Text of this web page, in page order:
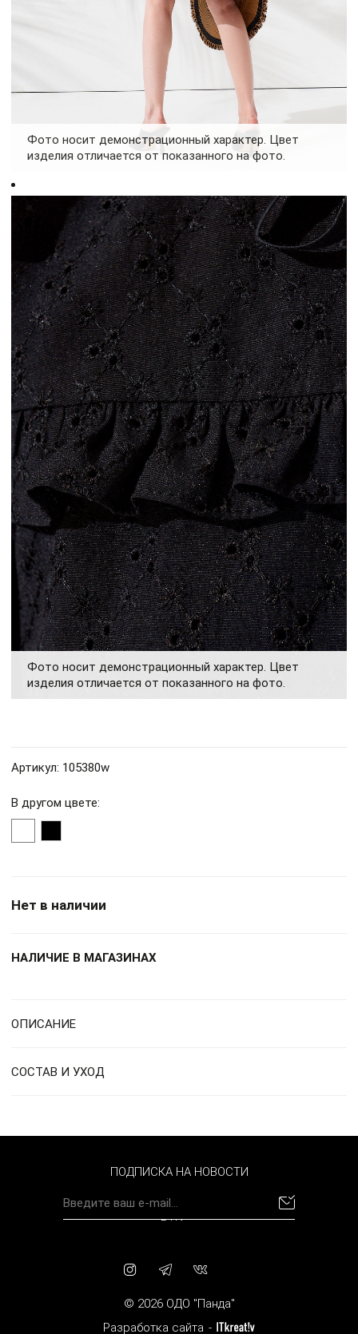
Фото носит демонстрационный характер. Цвет
изделия отличается от показанного на фото.
Фото носит демонстрационный характер. Цвет
изделия отличается от показанного на фото.
Артикул: 105380w
В другом цвете:
Нет в наличии
НАЛИЧИЕ В МАГАЗИНАХ
ОПИСАНИЕ
СОСТАВ И УХОД
© 2026 ОДО "Панда"
Разработка сайта -
BYN
ПОДПИСКА НА НОВОСТИ